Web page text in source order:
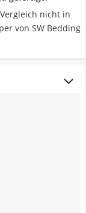
nicht in
von SW Bedding